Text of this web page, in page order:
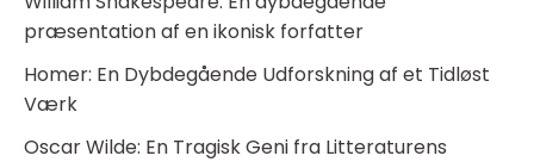
præsentation af en ikonisk forfatter
Homer: En Dybdegående Udforskning af et Tidløst
Værk
Oscar Wilde: En Tragisk Geni fra Litteraturens